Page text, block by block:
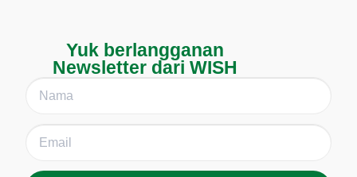
Yuk berlangganan
Newsletter dari WISH